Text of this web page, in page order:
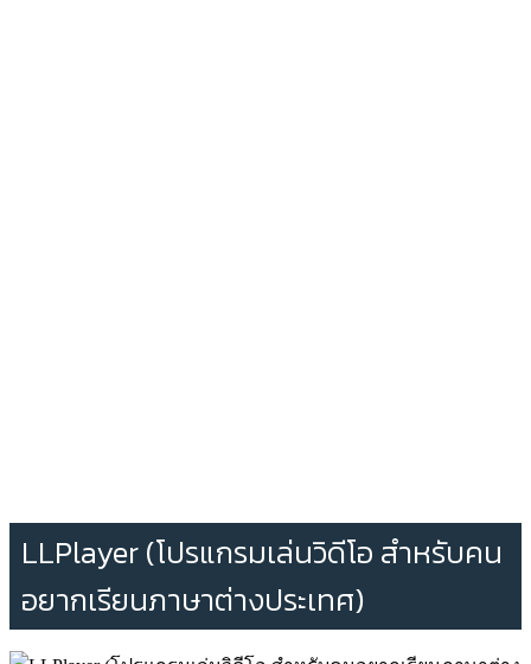
LLPlayer (โปรแกรมเล่นวิดีโอ สำหรับคน
อยากเรียนภาษาต่างประเทศ)